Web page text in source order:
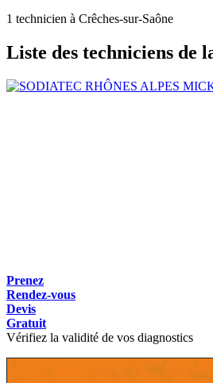
1 technicien à Crêches-sur-Saône
Liste des techniciens de
Prenez
Rendez-vous
Devis
Gratuit
Vérifiez la validité de vos diagnostics